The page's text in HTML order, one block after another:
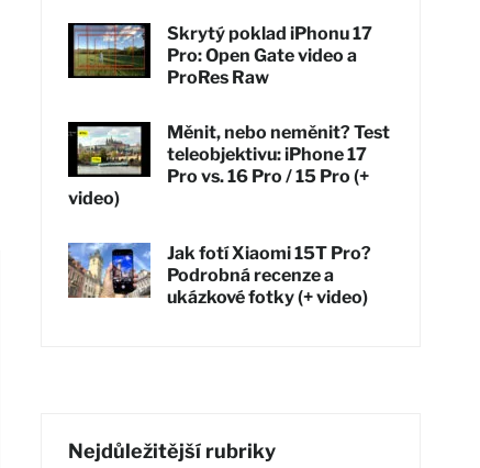
Skrytý poklad iPhonu 17
Pro: Open Gate video a
ProRes Raw
Měnit, nebo neměnit? Test
teleobjektivu: iPhone 17
Pro vs. 16 Pro / 15 Pro (+
video)
Jak fotí Xiaomi 15T Pro?
Podrobná recenze a
ukázkové fotky (+ video)
Nejdůležitější rubriky